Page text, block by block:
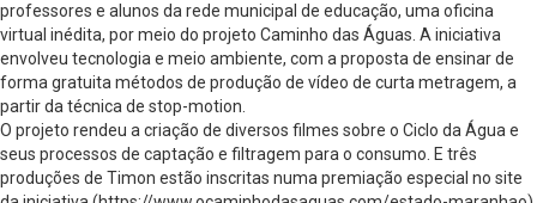
professores e alunos da rede municipal de educação, uma oficina
virtual inédita, por meio do projeto Caminho das Águas. A iniciativa
envolveu tecnologia e meio ambiente, com a proposta de ensinar de
forma gratuita métodos de produção de vídeo de curta metragem, a
partir da técnica de stop-motion.
O projeto rendeu a criação de diversos filmes sobre o Ciclo da Água e
seus processos de captação e filtragem para o consumo. E três
produções de Timon estão inscritas numa premiação especial no site